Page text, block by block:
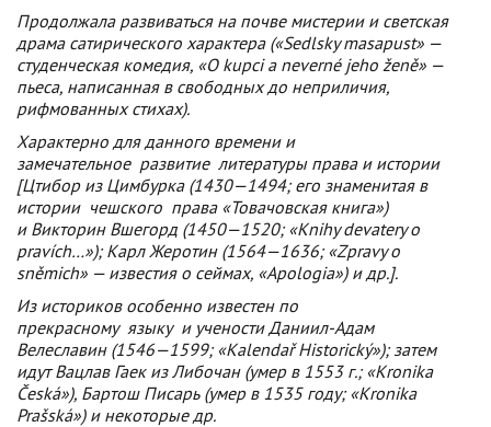
Продолжала развиваться на почве мистерии и светская
драма сатирического характера («Sedlsky masapust» —
студенческая комедия, «О kupci a neverné jeho ženě» —
пьеса, написанная в свободных до неприличия,
рифмованных стихах).
Характерно для данного времени и
замечательное развитие литературы права и истории
[Цтибор из Цимбурка (1430—1494; его знаменитая в
истории чешского права «Товачовская книга»)
и Викторин Вшегорд (1450—1520; «Knihy devatery о
pravích…»); Карл Жеротин (1564—1636; «Zpravy o
sněmich» — известия о сеймах, «Apologia») и др.].
Из историков особенно известен по
прекрасному языку и учености Даниил-Адам
Велеславин (1546—1599; «Kalendař Historický»); затем
идут Вацлав Гаек из Либочан (умер в 1553 г.; «Kronika
Česká»), Бартош Писарь (умер в 1535 году; «Kronika
Prašská») и некоторые др.